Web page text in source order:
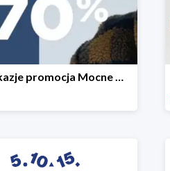
Mega okazje promocja Mocne marki do -70%